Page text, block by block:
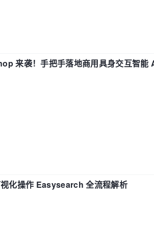
来袭！手把手落地商用具身交互智能
化操作 Easysearch 全流程解析